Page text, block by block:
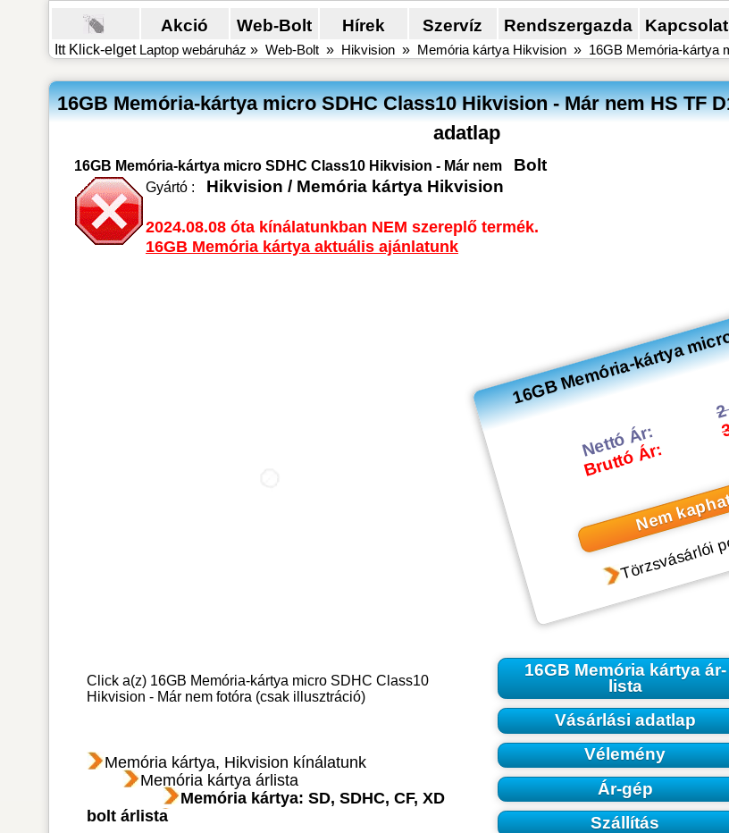
Akció Web-Bolt Hírek Szervíz Rendszergazda Kapcsolat
Itt Klick-elget Laptop webáruház » Web-Bolt» Hikvision» Memória kártya Hikvision» 16GB Memória-kártya
16GB Memória-kártya micro SDHC Class10 Hikvision - Már nem HS TF
adatlap
16GB Memória-kártya micro SDHC Class10 Hikvision - Már nem Bolt
Gyártó : Hikvision / Memória kártya Hikvision
2024.08.08 óta kínálatunkban NEM szereplő termék.
16GB Memória kártya aktuális ajánlatunk
Click a(z) 16GB Memória-kártya micro SDHC Class10
Hikvision - Már nem fotóra (csak illusztráció)
Memória kártya, Hikvision kínálatunk
Memória kártya árlista
Memória kártya: SD, SDHC, CF, XD
bolt árlista
16GB Memória-kártya
Nettó Ár:
Bruttó Ár:
Nem
Törzsvásárlói
16GB Memória kártya ár-
lista
Vásárlási adatlap
Vélemény
Ár-gép
Szállítás